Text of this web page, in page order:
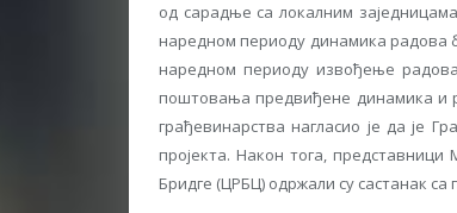
од сарадње са локалним
наредном периоду динамика радова
наредном периоду извођење
поштовања предвиђене динамика и
грађевинарства нагласио је да је
пројекта. Након тога,
Бридге (ЦРБЦ) одржали су састанак